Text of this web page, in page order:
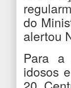
do
alertou
Para a
idosos